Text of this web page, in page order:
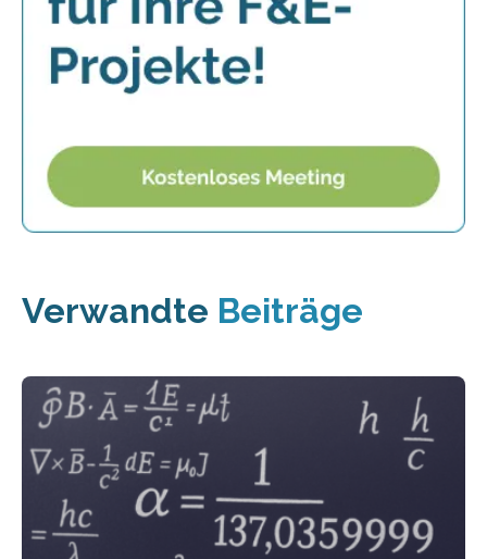
Verwandte Beiträge